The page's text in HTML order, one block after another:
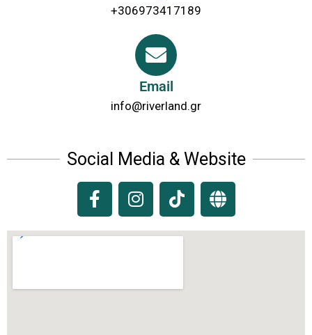
+306973417189
Email
info@riverland.gr
Social Media & Website